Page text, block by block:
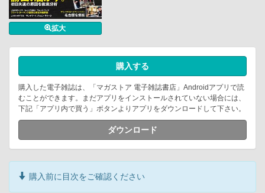
拡大
購入する
購入した電子雑誌は、「マガストア 電子雑誌書店」Androidアプリで読
むことができます。まだアプリをインストールされていない場合には、
下記「アプリ内で買う」ボタンよりアプリをダウンロードして下さい。
ダウンロード
購入前に目次をご確認ください